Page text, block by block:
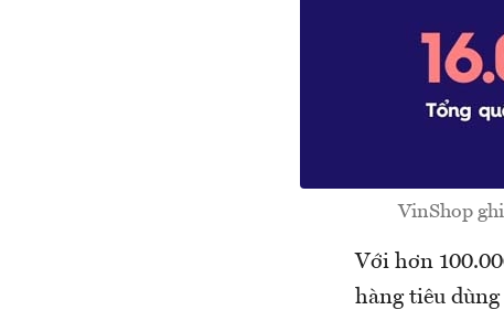
VinShop
Với hơn
hàng tiêu